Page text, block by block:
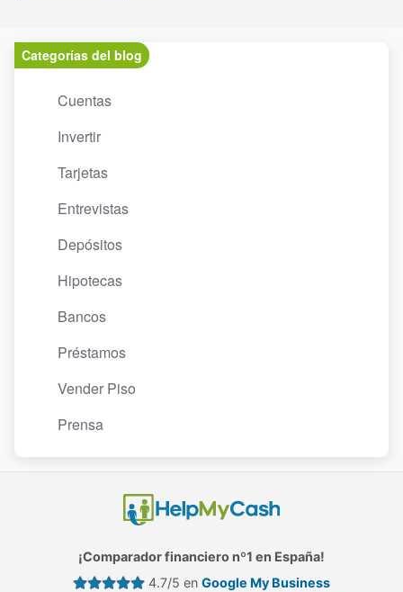
Categorías del blog
Cuentas
Invertir
Tarjetas
Entrevistas
Depósitos
Hipotecas
Bancos
Préstamos
Vender Piso
Prensa
¡Comparador financiero nº1 en España!
4.7/5 en Google My Business